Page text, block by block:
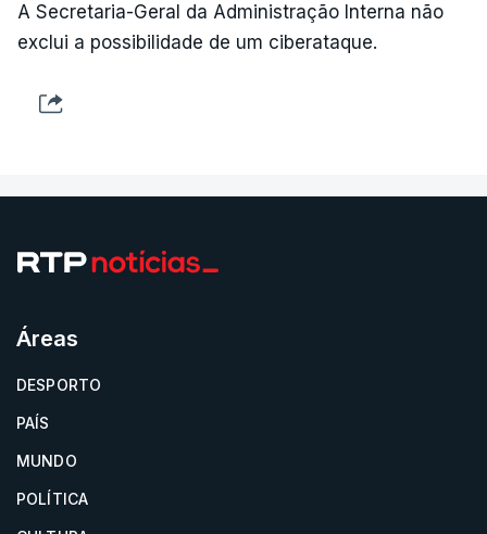
A Secretaria-Geral da Administração Interna não
exclui a possibilidade de um ciberataque.
Áreas
DESPORTO
PAÍS
MUNDO
POLÍTICA